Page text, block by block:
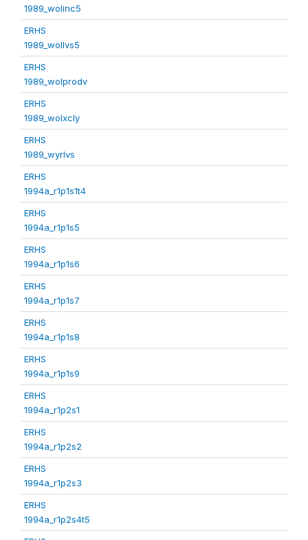
1989_wolinc5
ERHS
1989_wollvs5
ERHS
1989_wolprodv
ERHS
1989_wolxcly
ERHS
1989_wyrlvs
ERHS
1994a_r1p1s1t4
ERHS
1994a_r1p1s5
ERHS
1994a_r1p1s6
ERHS
1994a_r1p1s7
ERHS
1994a_r1p1s8
ERHS
1994a_r1p1s9
ERHS
1994a_r1p2s1
ERHS
1994a_r1p2s2
ERHS
1994a_r1p2s3
ERHS
1994a_r1p2s4t5